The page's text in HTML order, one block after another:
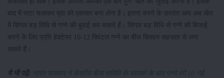
बाद में पाटा चलाकर मृदा को एकसार बना लेना है। इतना करने के उपरांत आप अब खेत
में सिंगल बड़ विधि से गन्ने की बुवाई कर सकते हैं। सिंगल बड़ विधि से गन्ने की बिजाई
करने के लिए प्रति हेक्टेयर 10-12 क्विंटल गन्ने का बीज किसान सहजता से लगा
सकते हैं।
ये भी पढ़ें: भारत सरकार ने केंद्रीय बीज समिति के परामर्श के बाद गन्ने की 10 नई